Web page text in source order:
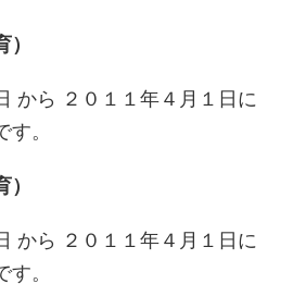
から ２０１１年４月１日に
。
から ２０１１年４月１日に
。